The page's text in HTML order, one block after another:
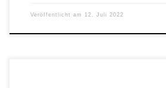
Veröffentlicht am 12. Juli 2022